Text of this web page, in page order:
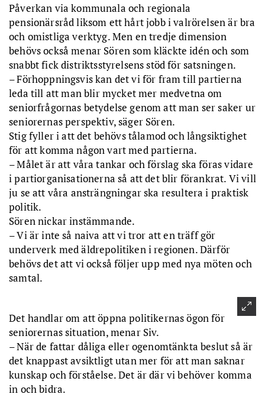
Påverkan via kommunala och regionala
pensionärsråd liksom ett hårt jobb i valrörelsen är bra
och omistliga verktyg. Men en tredje dimension
behövs också menar Sören som kläckte idén och som
snabbt fick distriktsstyrelsens stöd för satsningen.
– Förhoppningsvis kan det vi för fram till partierna
leda till att man blir mycket mer medvetna om
seniorfrågornas betydelse genom att man ser saker ur
seniorernas perspektiv, säger Sören.
Stig fyller i att det behövs tålamod och långsiktighet
för att komma någon vart med partierna.
– Målet är att våra tankar och förslag ska föras vidare
i partiorganisationerna så att det blir förankrat. Vi vill
ju se att våra ansträngningar ska resultera i praktisk
politik.
Sören nickar instämmande.
– Vi är inte så naiva att vi tror att en träff gör
underverk med äldrepolitiken i regionen. Därför
behövs det att vi också följer upp med nya möten och
samtal.
Det handlar om att öppna politikernas ögon för
seniorernas situation, menar Siv.
– När de fattar dåliga eller ogenomtänkta beslut så är
det knappast avsiktligt utan mer för att man saknar
kunskap och förståelse. Det är där vi behöver komma
in och bidra.